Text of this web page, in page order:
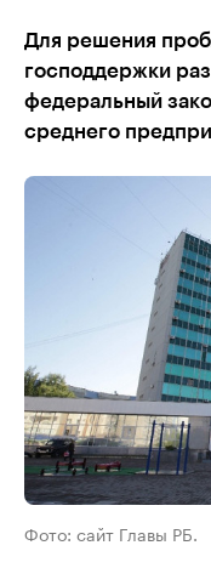
Для решения
господдержки
федеральный
среднего
Фото: сайт Главы РБ.